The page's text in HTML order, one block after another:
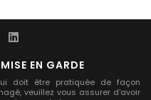
EN GARDE
doit être pratiquée de façon
veuillez vous assurer d'avoir